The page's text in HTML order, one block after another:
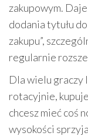
zakupowym.
dodania tytułu
zakupu”,
regularnie
Dla wielu graczy
rotacyjnie,
chcesz mieć coś
wysokości